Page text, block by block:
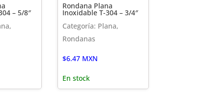
– 5/8″
Rondana Plana
Inoxidable T-304 – 3/4″
Categoría: Plana,
Rondanas
$6.47MXN
En stock